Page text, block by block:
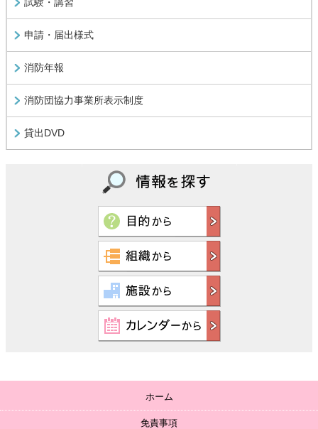
申請・届出様式
消防年報
消防団協力事業所表示制度
貸出DVD
ホーム
免責事項